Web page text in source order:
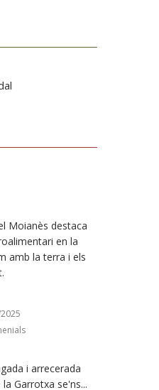
Moianès destaca
en la
amb la terra i els
i arrecerada
Garrotxa se'ns...